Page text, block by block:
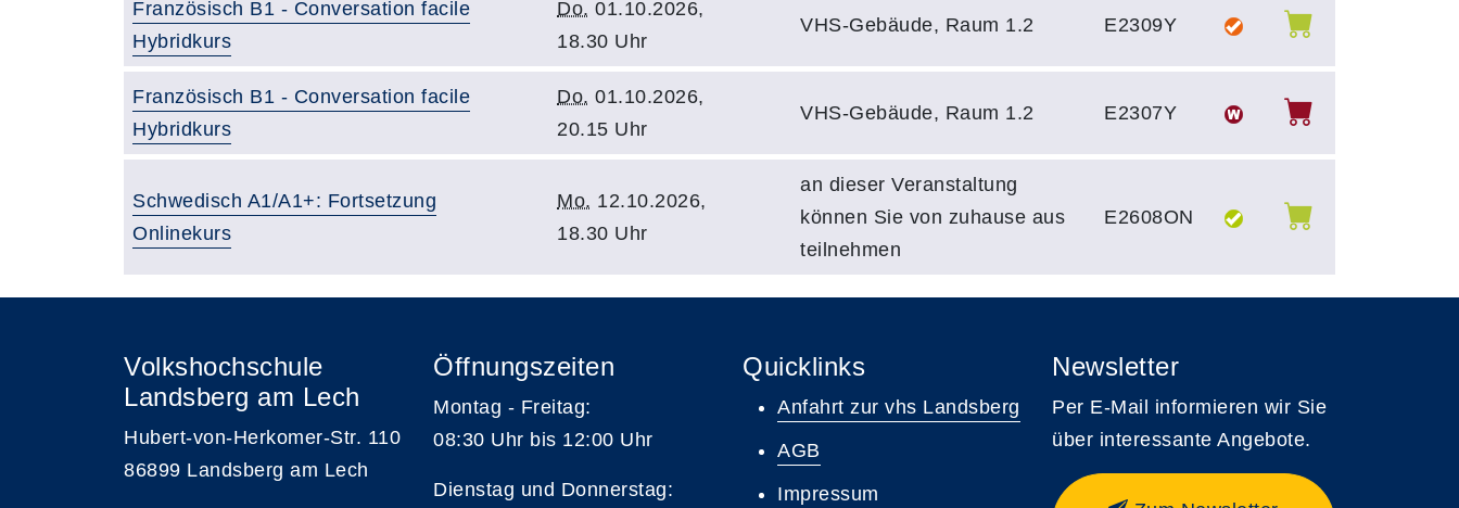
Französisch B1 - Conversation facile
Hybridkurs
Do. 01.10.2026,
18.30 Uhr
VHS-Gebäude, Raum 1.2 E2309Y
Französisch B1 - Conversation facile
Hybridkurs
Do. 01.10.2026,
20.15 Uhr
VHS-Gebäude, Raum 1.2 E2307Y
Schwedisch A1/A1+: Fortsetzung
Onlinekurs
Mo. 12.10.2026,
18.30 Uhr
an dieser Veranstaltung
können Sie von zuhause aus
teilnehmen
E2608ON
Volkshochschule
Landsberg am Lech
Hubert-von-Herkomer-Str. 110
86899 Landsberg am Lech
Öffnungszeiten
Montag - Freitag:
08:30 Uhr bis 12:00 Uhr
Dienstag und Donnerstag:
Quicklinks
Anfahrt zur vhs Landsberg
AGB
Impressum
Newsletter
Per E-Mail informieren wir Sie
über interessante Angebote.